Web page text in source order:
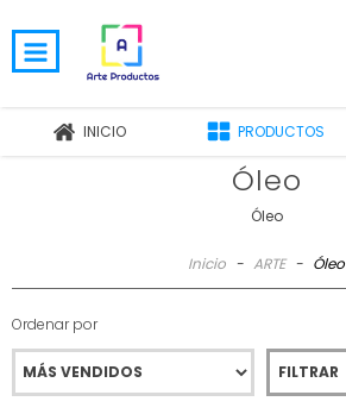
INICIO PRODUCTOS
Óleo
Óleo
Inicio - ARTE - Óleo
Ordenar por
FILTRAR